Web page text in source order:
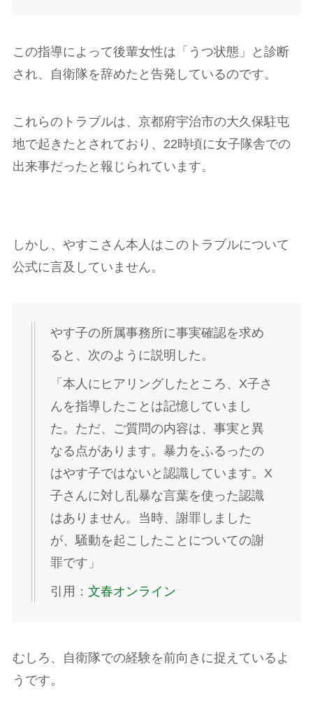
この指導によって後輩女性は「うつ状態」と診断
され、自衛隊を辞めたと告発しているのです。
これらのトラブルは、京都府宇治市の大久保駐屯
地で起きたとされており、22時頃に女子隊舎での
出来事だったと報じられています。
しかし、やすこさん本人はこのトラブルについて
公式に言及していません。
やす子の所属事務所に事実確認を求め
ると、次のように説明した。
「本人にヒアリングしたところ、X子さ
んを指導したことは記憶していまし
た。ただ、ご質問の内容は、事実と異
なる点があります。暴力をふるったの
はやす子ではないと認識しています。X
子さんに対し乱暴な言葉を使った認識
はありません。当時、謝罪しました
が、騒動を起こしたことについての謝
罪です」
引用： 文春オンライン
むしろ、自衛隊での経験を前向きに捉えているよ
うです。